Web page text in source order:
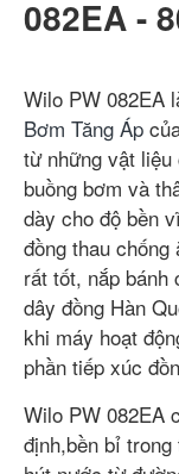
082EA -
Wilo PW 082EA
Bơm Tăng Áp
từ những vật liệu
buồng bơm và
dày cho độ bền
đồng thau
rất tốt, nắp bánh
dây đồng Hàn
khi máy hoạt
phần tiếp xúc
Wilo PW 082EA
định,bền bỉ